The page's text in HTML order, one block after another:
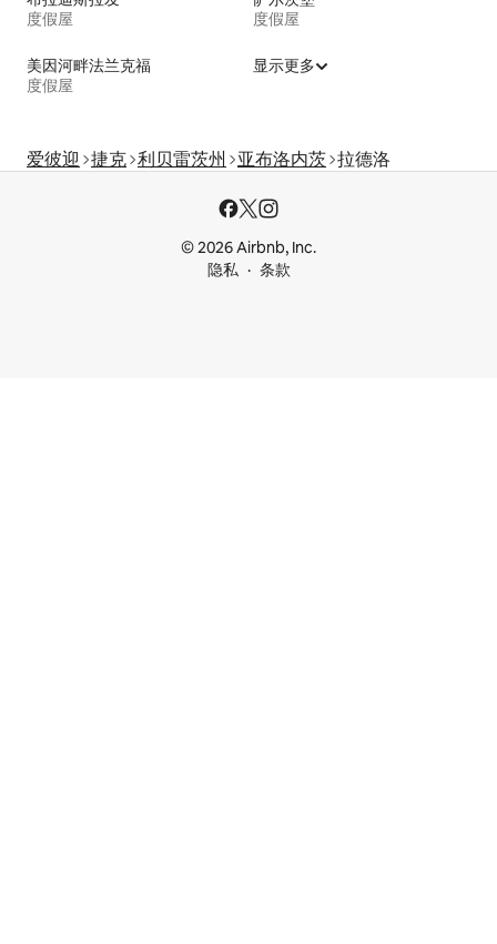
度假屋
度假屋
美因河畔法兰克福
度假屋
显示更多
爱彼迎 捷克 利贝雷茨州 亚布洛内茨 拉德洛
© 2026 Airbnb, Inc.
隐私
条款